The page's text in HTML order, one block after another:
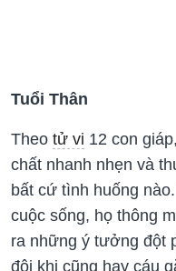
Tuổi Thân
Theo tử vi 12 con
chất nhanh nhẹn và
bất cứ tình huống
cuộc sống, họ thông
ra những ý tưởng đột
đôi khi cũng hay cáu